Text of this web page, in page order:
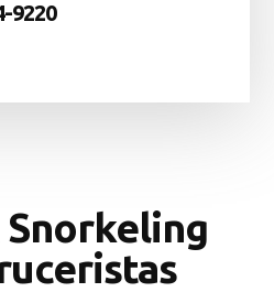
9220
Snorkeling